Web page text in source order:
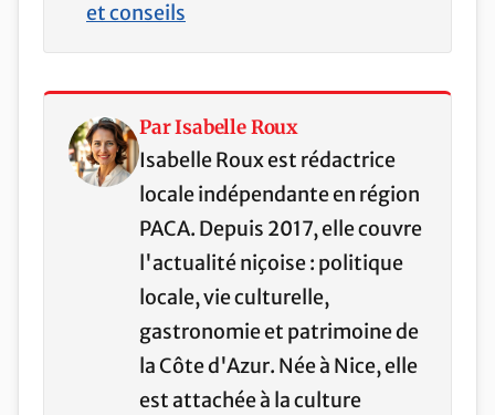
et conseils
Par Isabelle Roux
Isabelle Roux est rédactrice
locale indépendante en région
PACA. Depuis 2017, elle couvre
l'actualité niçoise : politique
locale, vie culturelle,
gastronomie et patrimoine de
la Côte d'Azur. Née à Nice, elle
est attachée à la culture